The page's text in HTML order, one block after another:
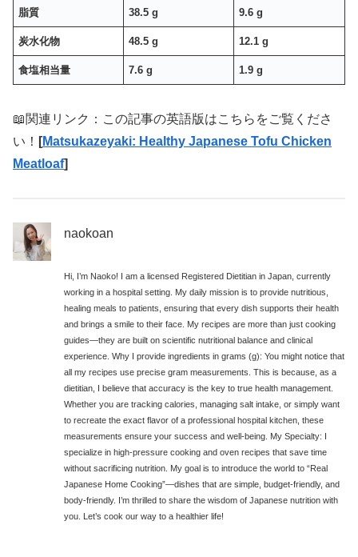
脂質 38.5 g 9.6 g
炭水化物 48.5 g 12.1 g
食塩相当量 7.6 g 1.9 g
📖関連リンク：この記事の英語版はこちらをご覧くださ
い！ [Matsukazeyaki: Healthy Japanese Tofu Chicken
Meatloaf]
naokoan
Hi, I’m Naoko! I am a licensed Registered Dietitian in Japan, currently
working in a hospital setting. My daily mission is to provide nutritious,
healing meals to patients, ensuring that every dish supports their health
and brings a smile to their face. My recipes are more than just cooking
guides—they are built on scientific nutritional balance and clinical
experience. Why I provide ingredients in grams (g): You might notice that
all my recipes use precise gram measurements. This is because, as a
dietitian, I believe that accuracy is the key to true health management.
Whether you are tracking calories, managing salt intake, or simply want
to recreate the exact flavor of a professional hospital kitchen, these
measurements ensure your success and well-being. My Specialty: I
specialize in high-pressure cooking and oven recipes that save time
without sacrificing nutrition. My goal is to introduce the world to “Real
Japanese Home Cooking”—dishes that are simple, budget-friendly, and
body-friendly. I’m thrilled to share the wisdom of Japanese nutrition with
you. Let’s cook our way to a healthier life!